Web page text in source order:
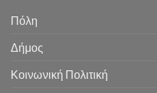
Πόλη
Δήμος
Κοινωνική Πολιτική